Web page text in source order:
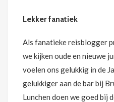
Lekker fanatiek
Als fanatieke reisblogger
we kijken oude en nieuwe
voelen ons gelukkig in de
gelukkiger aan de bar bij
Lunchen doen we goed bij